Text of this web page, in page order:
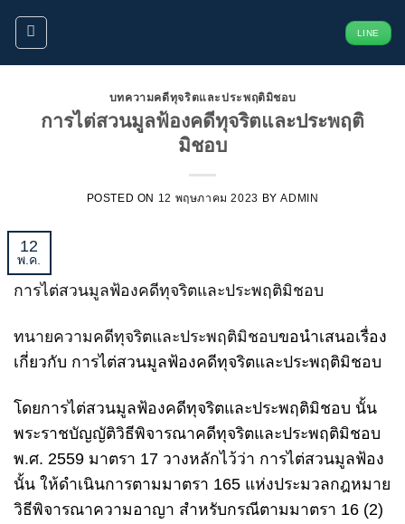
ข้าม
ยัง
LINE
บทความคดีทุจริตและประพฤติมิชอบ
การไต่สวนมูลฟ้องคดีทุจริตและประพฤติ
มิชอบ
POSTED ON 12 พฤษภาคม 2023 BYADMIN
12
พ.ค.
การไต่สวนมูลฟ้องคดีทุจริตและประพฤติมิชอบ
ทนายความคดีทุจริตและประพฤติมิชอบขอนำเสนอเรื่อง
เกี่ยวกับ การไต่สวนมูลฟ้องคดีทุจริตและประพฤติมิชอบ
โดยการไต่สวนมูลฟ้องคดีทุจริตและประพฤติมิชอบ นั้น
พระราชบัญญัติวิธีพิจารณาคดีทุจริตและประพฤติมิชอบ
พ.ศ. 2559 มาตรา 17 วางหลักไว้ว่า การไต่สวนมูลฟ้อง
นั้น ให้ดำเนินการตามมาตรา 165 แห่งประมวลกฎหมาย
วิธีพิจารณาความอาญา สำหรับกรณีตามมาตรา 16 (2)